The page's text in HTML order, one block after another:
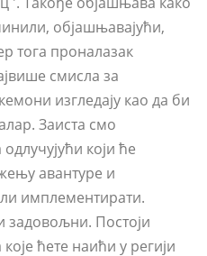
објашњавајући,
тога проналазак
смисла за
изгледају као да би
Заиста смо
који ће
авантуре и
имплементирати.
задовољни. Постоји
ћете наићи у регији